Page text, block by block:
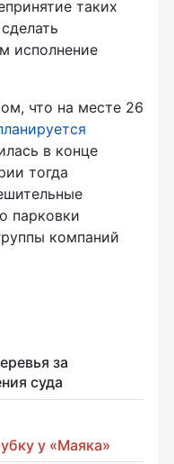
таких
исполнение
что на месте 26
в конце
тогда
парковки
компаний
за
суда
у «Маяка»